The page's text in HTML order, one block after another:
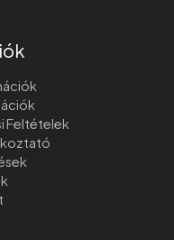
Feltételek